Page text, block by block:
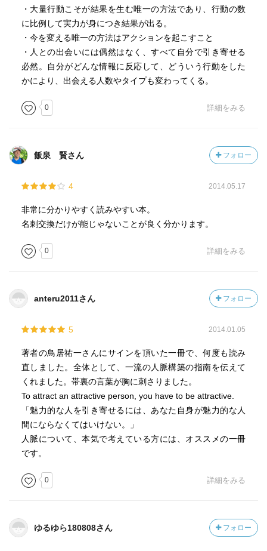
チャンスをつかむ勇気と決断力がある
変化を好み、流れが悪くなれば、別の道を選択できる
いつ悪いことが起きてもいいように準備している
幸運の女神は『人』が連れてきてくれます
人』がいます。
情報を発信している人 上位3％
175 現在のアメブロのアカウントは1,000万超え
『温かくて親しみのもてる人』になることが重要
生き残る人とは、『あの仲間たちと一緒にいたい』という
211人脈づくりとは、結局『自分づくり』
・大量行動こそが結果を生む唯一の方法であり、行動の数
に比例して実力が身につき結果が出る。
・今を変える唯一の方法はアクションを起こすこと
・人との出会いには偶然はなく、すべて自分で引き寄せる
必然。自分がどんな情報に反応して、どういう行動をした
かにより、出会える人数やタイプも変わってくる。
0 詳細をみる
飯泉 賢さん フォロー
4 2014.05.17
非常に分かりやすく読みやすい本。
名刺交換だけが能じゃないことが良く分かります。
0 詳細をみる
anteru2011さん フォロー
5 2014.01.05
著者の鳥居祐一さんにサインを頂いた一冊で、何度も読み
直しました。全体として、一流の人脈構築の指南を伝えて
くれました。帯裏の言葉が胸に刺さりました。
To attract an attractive person, you have to be attractive.
「魅力的な人を引き寄せるには、あなた自身が魅力的な人
間にならなくてはいけない。」
人脈について、本気で考えている方には、オススメの一冊
です。
0 詳細をみる
ゆるゆら180808さん フォロー